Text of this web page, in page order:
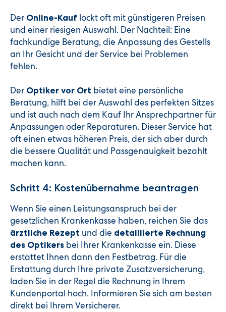
Der Online-Kauf lockt oft mit günstigeren Preisen
und einer riesigen Auswahl. Der Nachteil: Eine
fachkundige Beratung, die Anpassung des Gestells
an Ihr Gesicht und der Service bei Problemen
fehlen.
Der Optiker vor Ort bietet eine persönliche
Beratung, hilft bei der Auswahl des perfekten Sitzes
und ist auch nach dem Kauf Ihr Ansprechpartner für
Anpassungen oder Reparaturen. Dieser Service hat
oft einen etwas höheren Preis, der sich aber durch
die bessere Qualität und Passgenauigkeit bezahlt
machen kann.
Schritt 4: Kostenübernahme beantragen
Wenn Sie einen Leistungsanspruch bei der
gesetzlichen Krankenkasse haben, reichen Sie das
ärztliche Rezept und die detaillierte Rechnung
des Optikers bei Ihrer Krankenkasse ein. Diese
erstattet Ihnen dann den Festbetrag. Für die
Erstattung durch Ihre private Zusatzversicherung,
laden Sie in der Regel die Rechnung in Ihrem
Kundenportal hoch. Informieren Sie sich am besten
direkt bei Ihrem Versicherer.